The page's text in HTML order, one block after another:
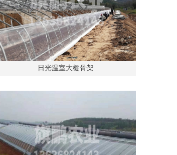
日光温室大棚骨架